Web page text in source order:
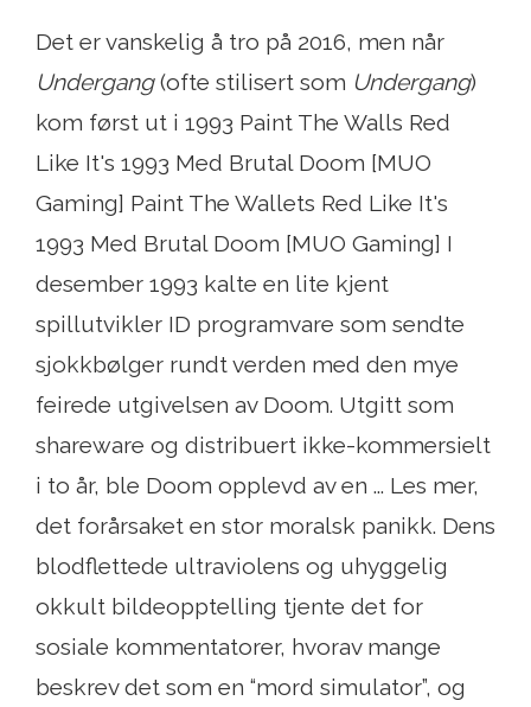
Det er vanskelig å tro på 2016, men når
Undergang(ofte stilisert som Undergang)
kom først ut i 1993 Paint The Walls Red
Like It's 1993 Med Brutal Doom [MUO
Gaming] Paint The Wallets Red Like It's
1993 Med Brutal Doom [MUO Gaming] I
desember 1993 kalte en lite kjent
spillutvikler ID programvare som sendte
sjokkbølger rundt verden med den mye
feirede utgivelsen av Doom. Utgitt som
shareware og distribuert ikke-kommersielt
i to år, ble Doom opplevd av en ... Les mer,
det forårsaket en stor moralsk panikk. Dens
blodflettede ultraviolens og uhyggelig
okkult bildeopptelling tjente det for
sosiale kommentatorer, hvorav mange
beskrev det som en “mord simulator”, og